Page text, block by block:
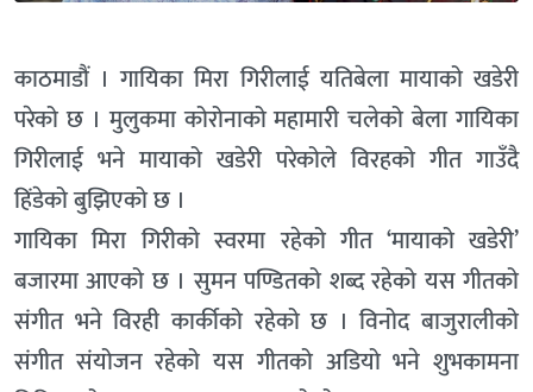
काठमाडौं । गायिका मिरा गिरीलाई यतिबेला मायाको खडेरी
परेको छ । मुलुकमा कोरोनाको महामारी चलेको बेला गायिका
गिरीलाई भने मायाको खडेरी परेकोले विरहको गीत गाउँदै
हिंडेको बुझिएको छ ।
गायिका मिरा गिरीको स्वरमा रहेको गीत ‘मायाको खडेरी’
बजारमा आएको छ । सुमन पण्डितको शब्द रहेको यस गीतको
संगीत भने विरही कार्कीको रहेको छ । विनोद बाजुरालीको
संगीत संयोजन रहेको यस गीतको अडियो भने शुभकामना